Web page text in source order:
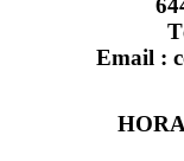
Email :